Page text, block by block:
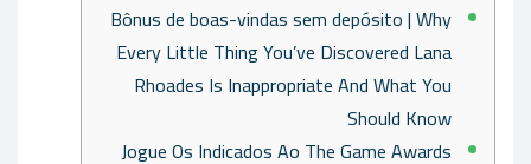
Bônus de boas-vindas sem depósito | Why
Every Little Thing You’ve Discovered Lana
Rhoades Is Inappropriate And What You
Should Know
Jogue Os Indicados Ao The Game Awards